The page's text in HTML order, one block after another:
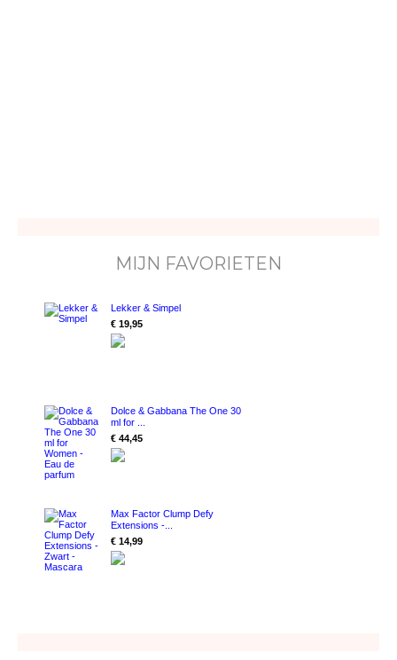
MIJN FAVORIETEN
Lekker & Simpel
€ 19,95
Dolce & Gabbana The One 30
ml for ...
€ 44,45
Max Factor Clump Defy
Extensions -...
€ 14,99